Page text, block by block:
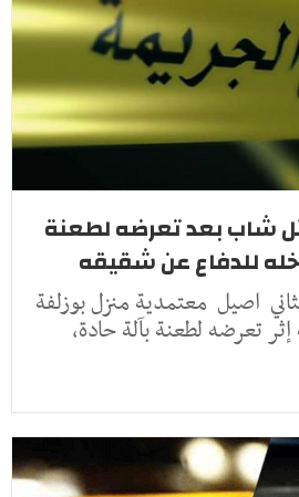
شاب بعد تعرضه لطعنة
للدفاع عن شقيقه
اصيل معتمدية منزل بوزلفة
تعرضه لطعنة بآلة حادة،